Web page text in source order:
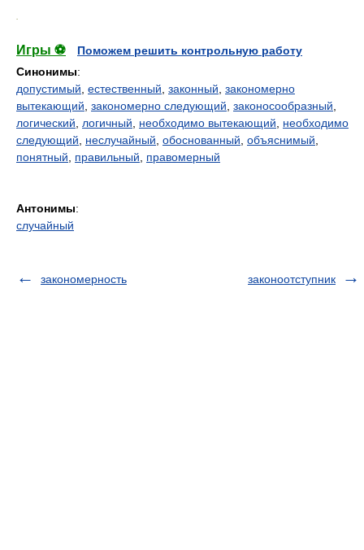
Игры ⚽
Поможем решить контрольную работу
Синонимы:
допустимый естественный законный закономерно
вытекающий закономерно следующий законосообразный
логический
логичный необходимо вытекающий
необходимо
следующий
неслучайный обоснованный объяснимый
понятный
правильный правомерный
Антонимы:
случайный
закономерность законоотступник